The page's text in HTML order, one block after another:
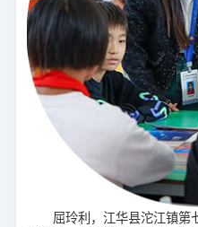
屈玲利，江华县沱江镇第